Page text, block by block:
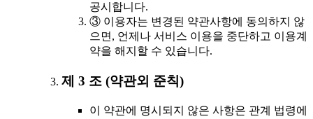
공시합니다.
③ 이용자는 변경된 약관사항에 동의하지 않
으면, 언제나 서비스 이용을 중단하고 이용계
약을 해지할 수 있습니다.
제 3 조 (약관외 준칙)
이 약관에 명시되지 않은 사항은 관계 법령에